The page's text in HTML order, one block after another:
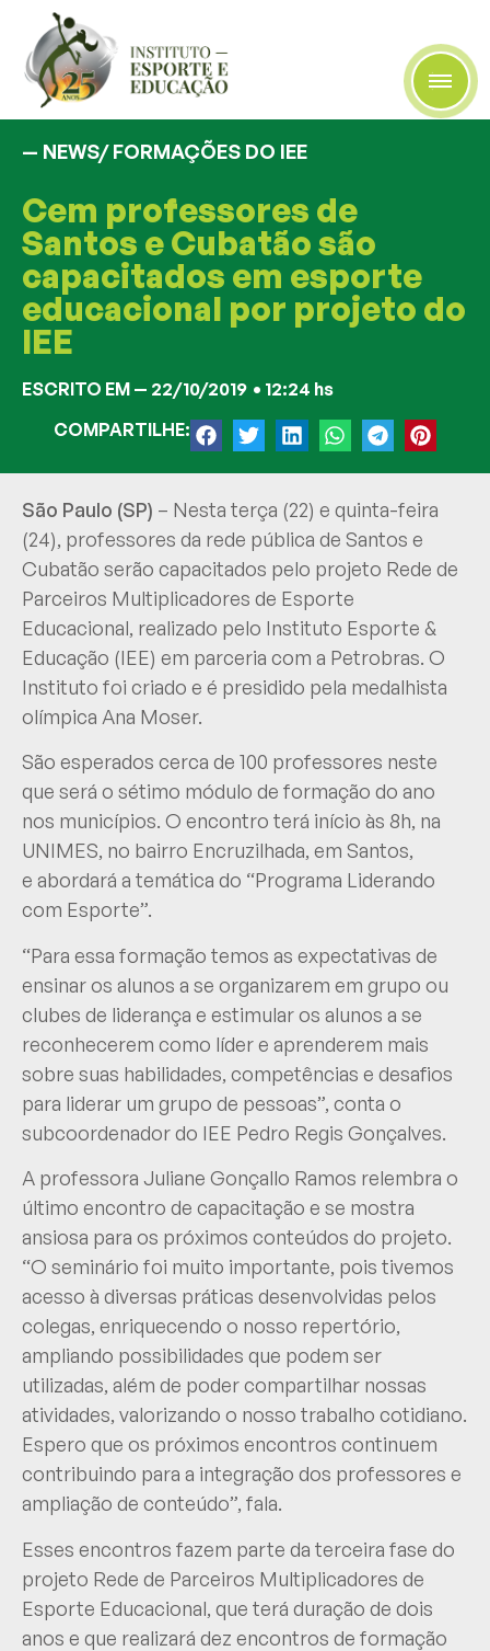
— NEWS/FORMAÇÕES DO IEE
Cem professores de
Santos e Cubatão são
capacitados em esporte
educacional por projeto do
IEE
ESCRITO EM — 22/10/2019 • 12:24 hs
COMPARTILHE:
São Paulo (SP) – Nesta terça (22) e quinta-feira
(24), professores da rede pública de Santos e
Cubatão serão capacitados pelo projeto Rede de
Parceiros Multiplicadores de Esporte
Educacional, realizado pelo Instituto Esporte &
Educação (IEE) em parceria com a Petrobras. O
Instituto foi criado e é presidido pela medalhista
olímpica Ana Moser.
São esperados cerca de 100 professores neste
que será o sétimo módulo de formação do ano
nos municípios. O encontro terá início às 8h, na
UNIMES, no bairro Encruzilhada, em Santos,
e abordará a temática do “Programa Liderando
com Esporte”.
“Para essa formação temos as expectativas de
ensinar os alunos a se organizarem em grupo ou
clubes de liderança e estimular os alunos a se
reconhecerem como líder e aprenderem mais
sobre suas habilidades, competências e desafios
para liderar um grupo de pessoas”, conta o
subcoordenador do IEE Pedro Regis Gonçalves.
A professora Juliane Gonçallo Ramos relembra o
último encontro de capacitação e se mostra
ansiosa para os próximos conteúdos do projeto.
“O seminário foi muito importante, pois tivemos
acesso à diversas práticas desenvolvidas pelos
colegas, enriquecendo o nosso repertório,
ampliando possibilidades que podem ser
utilizadas, além de poder compartilhar nossas
atividades, valorizando o nosso trabalho cotidiano.
Espero que os próximos encontros continuem
contribuindo para a integração dos professores e
ampliação de conteúdo”, fala.
Esses encontros fazem parte da terceira fase do
projeto Rede de Parceiros Multiplicadores de
Esporte Educacional, que terá duração de dois
anos e que realizará dez encontros de formação